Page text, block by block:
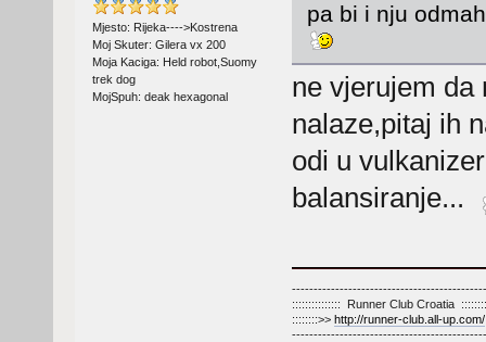
Mjesto: Rijeka---->Kostrena
Moj Skuter: Gilera vx 200
Moja Kaciga: Held robot,Suomy
trek dog
MojSpuh: deak hexagonal
pa bi i nju
ne vjerujem da
nalaze,pitaj ih
odi u
balansiranje...
::::::::::::::: Runner Club Croatia
::::::::>> http://runner-club.all-up.com/